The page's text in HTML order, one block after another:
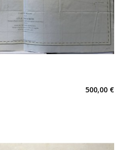
500,00 €